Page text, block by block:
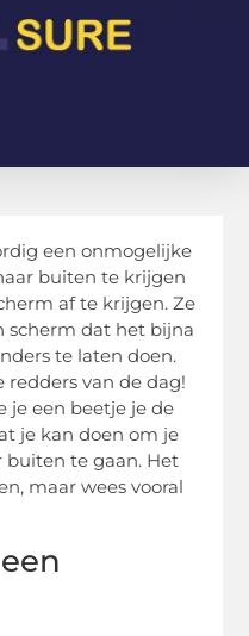
een onmogelijke
buiten te krijgen
af te krijgen. Ze
scherm dat het bijna
te laten doen.
redders van de dag!
je een beetje je de
je kan doen om je
te gaan. Het
maar wees vooral